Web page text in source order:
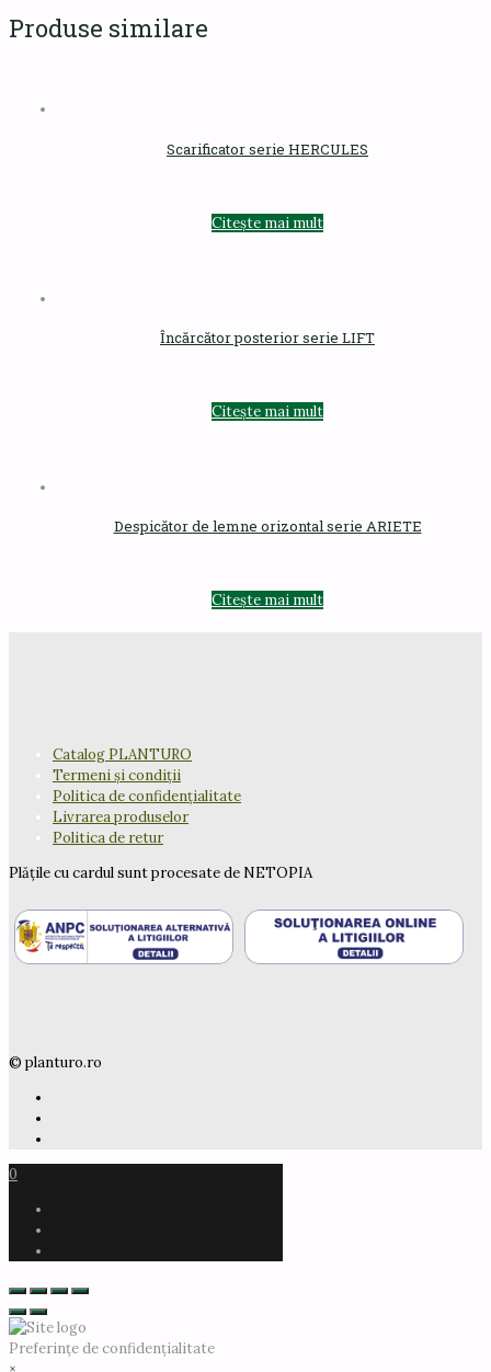
Produse similare
Scarificator serie HERCULES
Citește mai mult
Încărcător posterior serie LIFT
Citește mai mult
Despicător de lemne orizontal serie ARIETE
Citește mai mult
Catalog PLANTURO
Termeni și condiții
Politica de confidențialitate
Livrarea produselor
Politica de retur
Plățile cu cardul sunt procesate de NETOPIA
© planturo.ro
0
Preferințe de confidențialitate